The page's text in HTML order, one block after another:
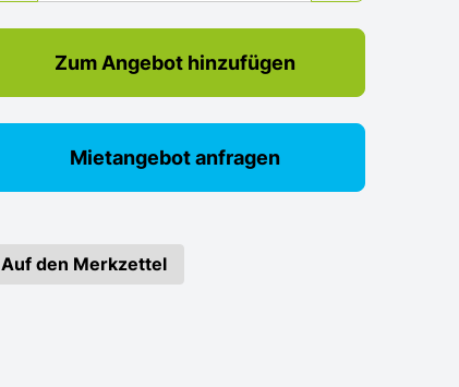
Zum Angebot hinzufügen
Mietangebot anfragen
Auf den Merkzettel